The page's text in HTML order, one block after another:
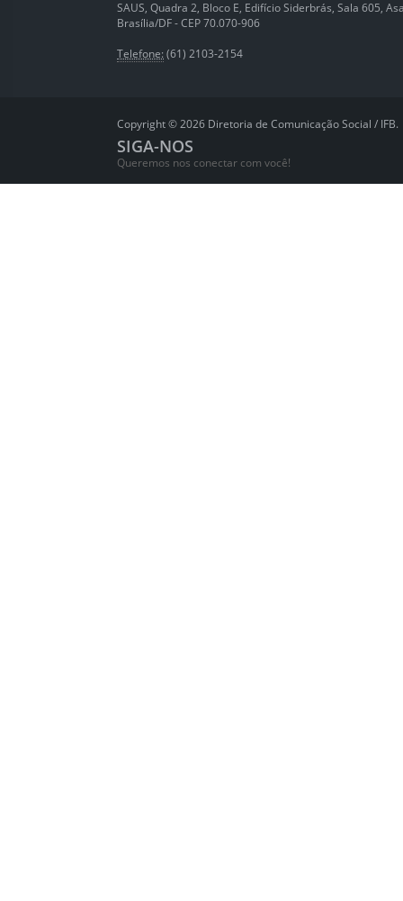
SAUS, Quadra 2, Bloco E, Edifício Siderbrás, Sala 605,
Brasília/DF - CEP 70.070-906
Telefone: (61) 2103-2154
Copyright © 2026 Diretoria de Comunicação Social / IFB.
SIGA-NOS
Queremos nos conectar com você!